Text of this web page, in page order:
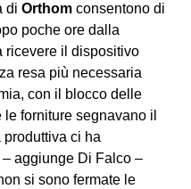
di Orthomconsentono di
poche ore dalla
ricevere il dispositivo
resa più necessaria
con il blocco delle
forniture segnavano il
ci ha
aggiunge Di Falco –
si sono fermate le